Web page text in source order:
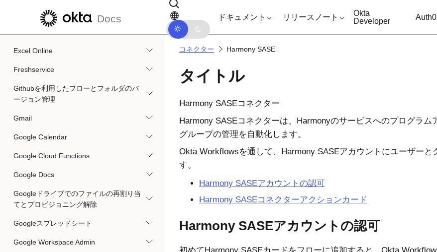
メインコンテンツにスキップ ドキュメントナビゲーションにスキップ
Docs ドキュメント リリースノート
Okta
Developer
Auth0
Duo Security管理者
Excel Online
Freshservice
Githubを利用したフローとフォルダのバ
ージョン管理
Gmail
Google Calendar
Google Cloud Functions
Google Docs
Googleドライブでのファイルの再割り当
てとプロビジョニング解除
Googleスプレッドシート
Google Workspace Admin
コネクター Harmony SASE
タイトル
Harmony SASEコネクター
Harmony SASEコネクターは、Harmonyのサービスへのプログラム
グループの管理を自動化します。
Okta Workflowsを通して、 Harmony SASEアカウントにユーザーと
す。
Harmony SASEアカウントの認可
Harmony SASEコネクターアクションカード
Harmony SASEアカウントの認可